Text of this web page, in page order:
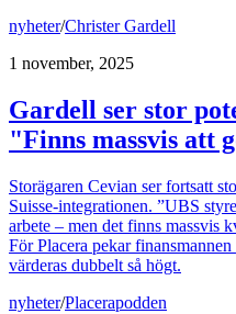
nyheter/Christer Gardell
1 november, 2025
Gardell ser stor
"Finns massvis att
Storägaren Cevian ser fortsatt
Suisse-integrationen. ”UBS
arbete – men det finns massvis
För Placera pekar
värderas dubbelt så högt.
nyheter/Placerapodden